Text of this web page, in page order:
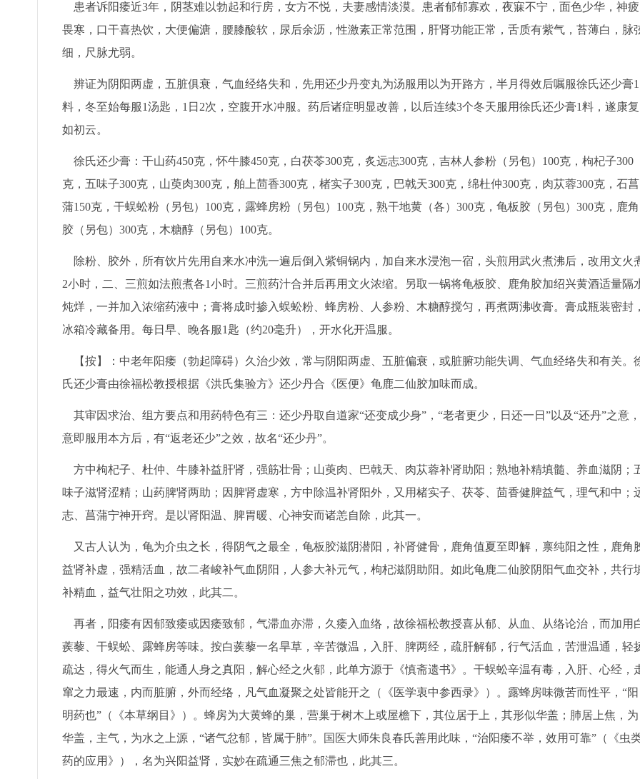
患者诉阳痿近3年，阴茎难以勃起和行房，女方不悦，夫妻感情淡漠。患者郁郁寡欢，夜寐不宁，面色少华，神疲
畏寒，口干喜热饮，大便偏溏，腰膝酸软，尿后余沥，性激素正常范围，肝肾功能正常，舌质有紫气，苔薄白，脉
细，尺脉尤弱。
辨证为阴阳两虚，五脏俱衰，气血经络失和，先用还少丹变丸为汤服用以为开路方，半月得效后嘱服徐氏还少膏1
料，冬至始每服1汤匙，1日2次，空腹开水冲服。药后诸症明显改善，以后连续3个冬天服用徐氏还少膏1料，遂康复
如初云。
徐氏还少膏：干山药450克，怀牛膝450克，白茯苓300克，炙远志300克，吉林人参粉（另包）100克，枸杞子300
克，五味子300克，山萸肉300克，舶上茴香300克，楮实子300克，巴戟天300克，绵杜仲300克，肉苁蓉300克，石菖
蒲150克，干蜈蚣粉（另包）100克，露蜂房粉（另包）100克，熟干地黄（各）300克，龟板胶（另包）300克，鹿角
胶（另包）300克，木糖醇（另包）100克。
除粉、胶外，所有饮片先用自来水冲洗一遍后倒入紫铜锅内，加自来水浸泡一宿，头煎用武火煮沸后，改用文火
2小时，二、三煎如法煎煮各1小时。三煎药汁合并后再用文火浓缩。另取一锅将龟板胶、鹿角胶加绍兴黄酒适量隔
炖烊，一并加入浓缩药液中；膏将成时掺入蜈蚣粉、蜂房粉、人参粉、木糖醇搅匀，再煮两沸收膏。膏成瓶装密封，
冰箱冷藏备用。每日早、晚各服1匙（约20毫升），开水化开温服。
【按】：中老年阳痿（勃起障碍）久治少效，常与阴阳两虚、五脏偏衰，或脏腑功能失调、气血经络失和有关。
氏还少膏由徐福松教授根据《洪氏集验方》还少丹合《医便》龟鹿二仙胶加味而成。
其审因求治、组方要点和用药特色有三：还少丹取自道家“还变成少身”，“老者更少，日还一日”以及“还丹”之意，
意即服用本方后，有“返老还少”之效，故名“还少丹”。
方中枸杞子、杜仲、牛膝补益肝肾，强筋壮骨；山萸肉、巴戟天、肉苁蓉补肾助阳；熟地补精填髓、养血滋阴；
味子滋肾涩精；山药脾肾两助；因脾肾虚寒，方中除温补肾阳外，又用楮实子、茯苓、茴香健脾益气，理气和中；
志、菖蒲宁神开窍。是以肾阳温、脾胃暖、心神安而诸恙自除，此其一。
又古人认为，龟为介虫之长，得阴气之最全，龟板胶滋阴潜阳，补肾健骨，鹿角值夏至即解，禀纯阳之性，鹿角
益肾补虚，强精活血，故二者峻补气血阴阳，人参大补元气，枸杞滋阴助阳。如此龟鹿二仙胶阴阳气血交补，共行
补精血，益气壮阳之功效，此其二。
再者，阳痿有因郁致痿或因痿致郁，气滞血亦滞，久痿入血络，故徐福松教授喜从郁、从血、从络论治，而加用
蒺藜、干蜈蚣、露蜂房等味。按白蒺藜一名旱草，辛苦微温，入肝、脾两经，疏肝解郁，行气活血，苦泄温通，轻
疏达，得火气而生，能通人身之真阳，解心经之火郁，此单方源于《慎斋遗书》。干蜈蚣辛温有毒，入肝、心经，
窜之力最速，内而脏腑，外而经络，凡气血凝聚之处皆能开之（《医学衷中参西录》）。露蜂房味微苦而性平，“阳
明药也”（《本草纲目》）。蜂房为大黄蜂的巢，营巢于树木上或屋檐下，其位居于上，其形似华盖；肺居上焦，为
华盖，主气，为水之上源，“诸气忿郁，皆属于肺”。国医大师朱良春氏善用此味，“治阳痿不举，效用可靠”（《虫
药的应用》），名为兴阳益肾，实妙在疏通三焦之郁滞也，此其三。